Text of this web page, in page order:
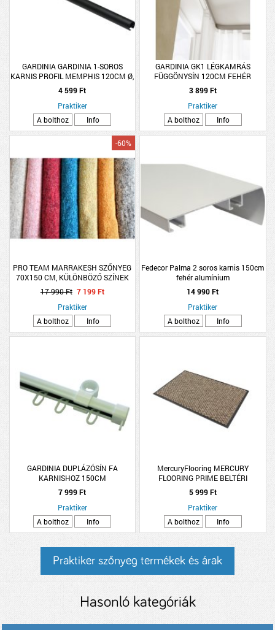
GARDINIA GARDINIA 1-SOROS
KARNIS PROFIL MEMPHIS 120CM Ø,
16MM, FEKETE
4 599 Ft
Praktiker
A bolthoz
Info
GARDINIA GK1 LÉGKAMRÁS
FÜGGÖNYSÍN 120CM FEHÉR
3 899 Ft
Praktiker
A bolthoz
Info
PRO TEAM MARRAKESH SZŐNYEG
70X150 CM, KÜLÖNBÖZŐ SZÍNEK
-60%
17 990 Ft 7 199 Ft
Praktiker
A bolthoz
Info
Fedecor Palma 2 soros karnis 150cm
fehér alumínium
14 990 Ft
Praktiker
A bolthoz
Info
GARDINIA DUPLÁZÓSÍN FA
KARNISHOZ 150CM
7 999 Ft
Praktiker
A bolthoz
Info
MercuryFlooring MERCURY
FLOORING PRIME BELTÉRI
LÁBTÖRLŐ SZÉLFOGÓBA 60X80CM
BARNA
5 999 Ft
Praktiker
A bolthoz
Info
Praktiker szőnyeg termékek és árak
Hasonló kategóriák